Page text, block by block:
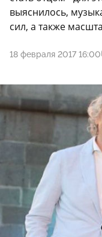
выяснилось,
сил, а также
18 февраля 2017 16:00